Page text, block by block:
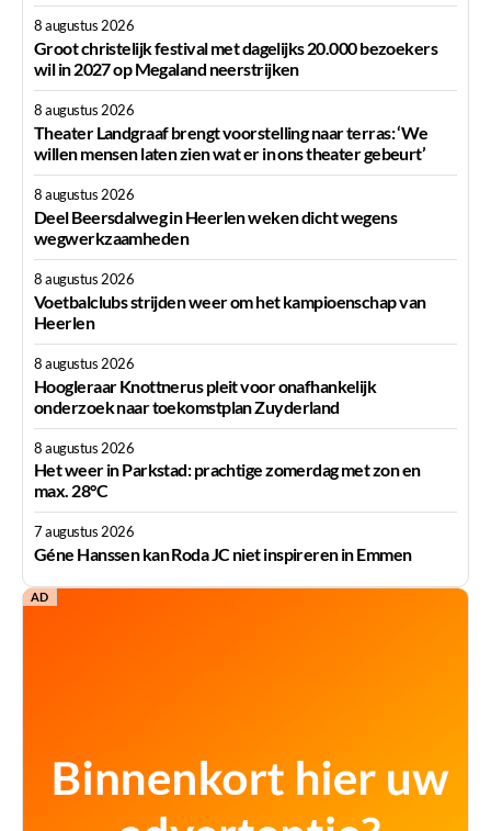
8 augustus 2026
Groot christelijk festival met dagelijks 20.000 bezoekers
wil in 2027 op Megaland neerstrijken
8 augustus 2026
Theater Landgraaf brengt voorstelling naar terras: ‘We
willen mensen laten zien wat er in ons theater gebeurt’
8 augustus 2026
Deel Beersdalweg in Heerlen weken dicht wegens
wegwerkzaamheden
8 augustus 2026
Voetbalclubs strijden weer om het kampioenschap van
Heerlen
8 augustus 2026
Hoogleraar Knottnerus pleit voor onafhankelijk
onderzoek naar toekomstplan Zuyderland
8 augustus 2026
Het weer in Parkstad: prachtige zomerdag met zon en
max. 28°C
7 augustus 2026
Géne Hanssen kan Roda JC niet inspireren in Emmen
AD